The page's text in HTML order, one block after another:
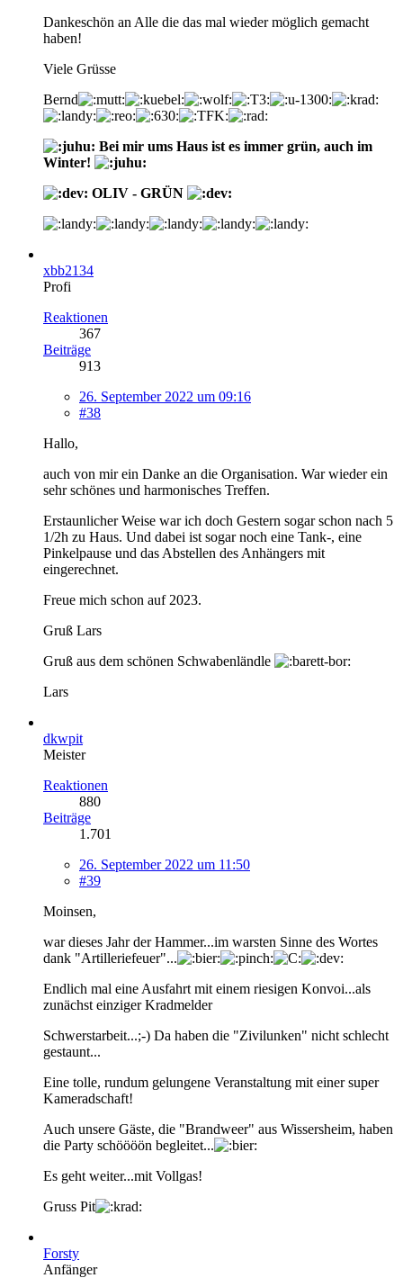
Dankeschön an Alle die das mal wieder möglich gemacht
haben!
Viele Grüsse
Bernd
Bei mir ums Haus ist es immer grün, auch im
Winter!
OLIV - GRÜN
xbb2134
Profi
Reaktionen
367
Beiträge
913
26. September 2022 um 09:16
#38
Hallo,
auch von mir ein Danke an die Organisation. War wieder ein
sehr schönes und harmonisches Treffen.
Erstaunlicher Weise war ich doch Gestern sogar schon nach 5
1/2h zu Haus. Und dabei ist sogar noch eine Tank-, eine
Pinkelpause und das Abstellen des Anhängers mit
eingerechnet.
Freue mich schon auf 2023.
Gruß Lars
Gruß aus dem schönen Schwabenländle
Lars
dkwpit
Meister
Reaktionen
880
Beiträge
1.701
26. September 2022 um 11:50
#39
Moinsen,
war dieses Jahr der Hammer...im warsten Sinne des Wortes
dank "Artilleriefeuer"...
Endlich mal eine Ausfahrt mit einem riesigen Konvoi...als
zunächst einziger Kradmelder
Schwerstarbeit...;-) Da haben die "Zivilunken" nicht schlecht
gestaunt...
Eine tolle, rundum gelungene Veranstaltung mit einer super
Kameradschaft!
Auch unsere Gäste, die "Brandweer" aus Wissersheim, haben
die Party schöööön begleitet...
Es geht weiter...mit Vollgas!
Gruss Pit
Forsty
Anfänger